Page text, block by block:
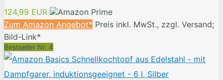
124,99 EUR
Zum Amazon Angebot* Preis inkl. MwSt., zzgl. Versand;
Bild-Link*
Bestseller Nr. 4